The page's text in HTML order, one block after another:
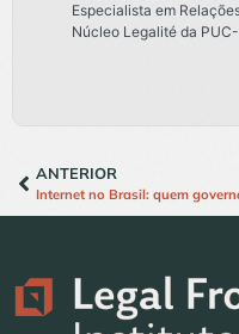
Especialista em
Núcleo Legalité da
ANTERIOR